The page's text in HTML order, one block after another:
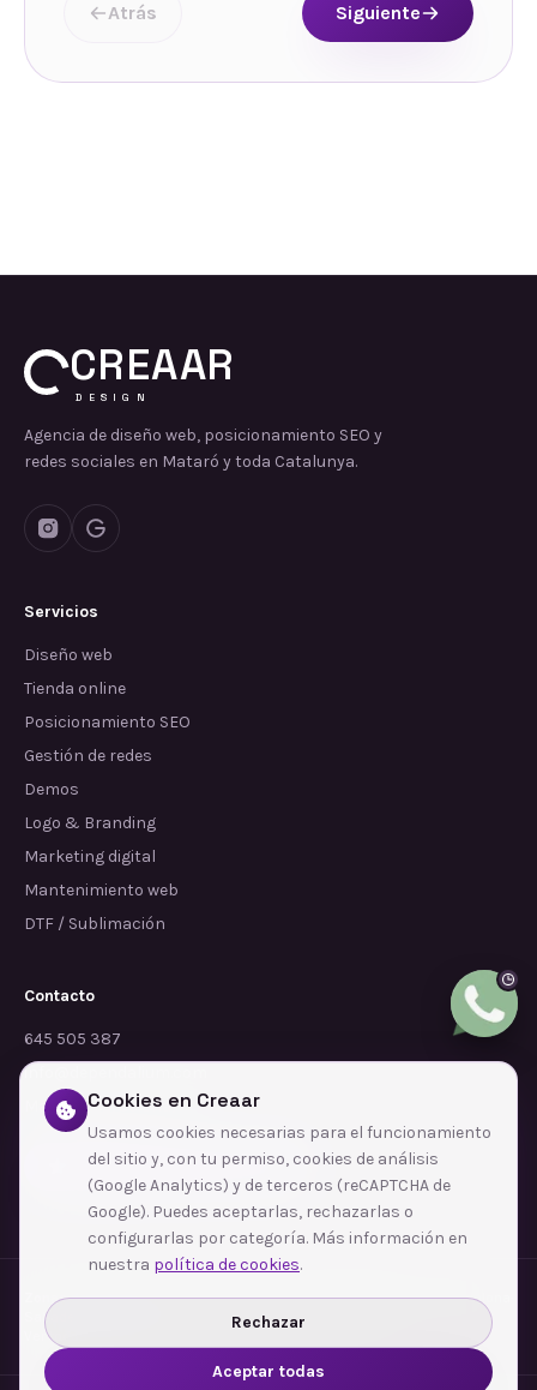
Atrás Siguiente
CREAAR
DESIGN
Agencia de diseño web, posicionamiento SEO y
redes sociales en Mataró y toda Catalunya.
Servicios
Diseño web
Tienda online
Posicionamiento SEO
Gestión de redes
Demos
Logo & Branding
Marketing digital
Mantenimiento web
DTF / Sublimación
Contacto
645 505 387
info@dependalium.com
Mataró (Barcelona)
Déjanos tu reseña en Google
Zonas de cobertura·Barcelona·L'Hospitalet de Llobregat·Terrassa·Badalona
Sabadell
Santa Coloma de Gramenet
Ver todas las zonas →
Cookies en Creaar
Usamos cookies necesarias para el funcionamiento
del sitio y, con tu permiso, cookies de análisis
(Google Analytics) y de terceros (reCAPTCHA de
Google). Puedes aceptarlas, rechazarlas o
configurarlas por categoría. Más información en
nuestra política de cookies.
Rechazar
Aceptar todas